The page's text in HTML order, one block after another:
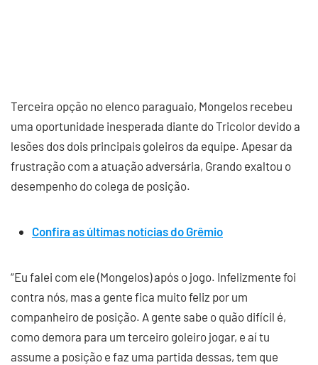
Terceira opção no elenco paraguaio, Mongelos recebeu
uma oportunidade inesperada diante do Tricolor devido a
lesões dos dois principais goleiros da equipe. Apesar da
frustração com a atuação adversária, Grando exaltou o
desempenho do colega de posição.
Confira as últimas notícias do Grêmio
“Eu falei com ele (Mongelos) após o jogo. Infelizmente foi
contra nós, mas a gente fica muito feliz por um
companheiro de posição. A gente sabe o quão difícil é,
como demora para um terceiro goleiro jogar, e aí tu
assume a posição e faz uma partida dessas, tem que